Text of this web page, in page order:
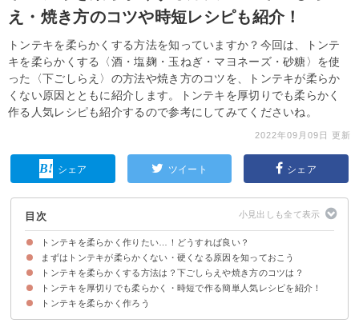
え・焼き方のコツや時短レシピも紹介！
トンテキを柔らかくする方法を知っていますか？今回は、トンテ
キを柔らかくする〈酒・塩麹・玉ねぎ・マヨネーズ・砂糖〉を使
った〈下ごしらえ〉の方法や焼き方のコツを、トンテキが柔らか
くない原因とともに紹介します。トンテキを厚切りでも柔らかく
作る人気レシピも紹介するので参考にしてみてくださいね。
2022年09月09日 更新
シェア ツイート シェア
目次
トンテキを柔らかく作りたい…！どうすれば良い？
まずはトンテキが柔らかくない・硬くなる原因を知っておこう
①豚肉の筋繊維が残っている
②タンパ質が硬く変化した
③豚肉の水分が流出した
トンテキを柔らかくする方法は？下ごしらえや焼き方のコツは？
①豚肉を叩く・筋切りをする
②豚肉のph値を上下させる食材に漬け込む
③豚肉のタンパク質を分解する食材に漬け込む
④砂糖をすり込む
⑤小麦粉や片栗粉をまぶして焼く
⑥ゆっくり常温まで解凍する
⑦低温調理器を使う
トンテキを厚切りでも柔らかく・時短で作る簡単人気レシピを紹介！
材料
作り方・手順
トンテキを柔らかく作ろう